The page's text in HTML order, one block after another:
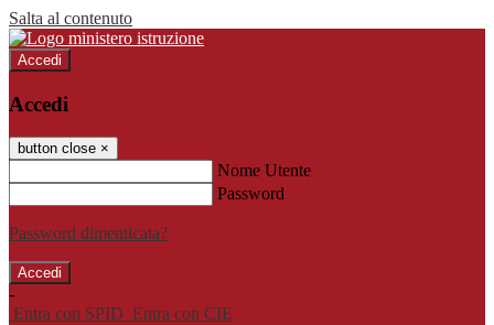
Salta al contenuto
Accedi
Accedi
button close ×
Nome Utente
Password
Password dimenticata?
-
Entra con SPID Entra con CIE